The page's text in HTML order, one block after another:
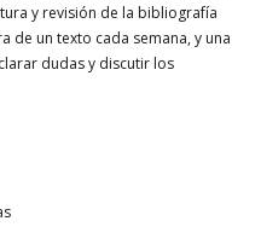
y revisión de la bibliografía
de un texto cada semana, y una
dudas y discutir los